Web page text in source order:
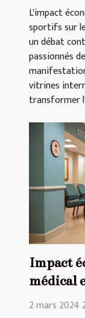
L'impact
sportifs sur
un débat
passionnés
vitrines
transformer
Impact
médical
2 mars 2024